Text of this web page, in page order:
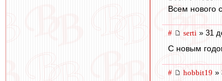
Всем нового
# serti » 31
С новым
# hobbit19 »